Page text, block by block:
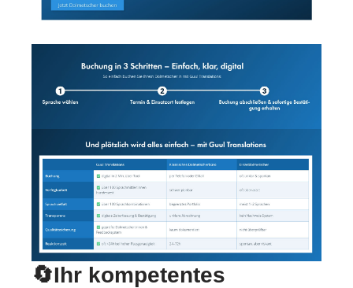
🔄Ihr kompetentes